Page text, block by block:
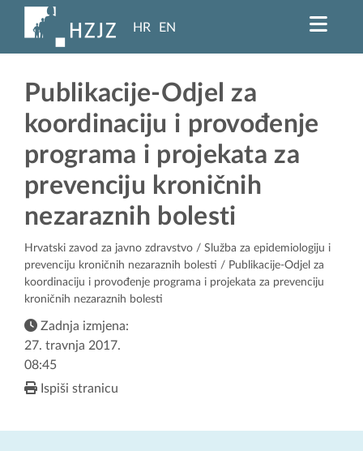
HR EN
Publikacije-Odjel za
koordinaciju i provođenje
programa i projekata za
prevenciju kroničnih
nezaraznih bolesti
Hrvatski zavod za javno zdravstvo / Služba za epidemiologiju i
prevenciju kroničnih nezaraznih bolesti / Publikacije-Odjel za
koordinaciju i provođenje programa i projekata za prevenciju
kroničnih nezaraznih bolesti
Zadnja izmjena:
27. travnja 2017.
08:45
Ispiši stranicu